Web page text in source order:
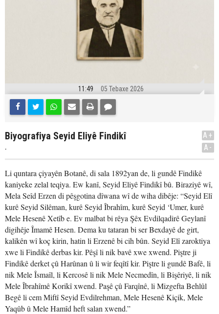
11:49 05 Tebaxe 2026
Biyografiya Seyid Eliyê Findikî
.
A+
A-
Li quntara çiyayên Botanê, di sala 1892yan de, li gundê Findikê
kaniyeke zelal teqiya. Ew kanî, Seyid Eliyê Findikî bû. Biraziyê wî,
Mela Seîd Erzen di pêşgotina dîwana wî de wiha dibêje: “Seyid Elî
kurê Seyid Silêman, kurê Seyid Îbrahîm, kurê Seyid ‘Umer, kurê
Mele Hesenê Xetîb e. Ev malbat bi rêya Şêx Evdilqadirê Geylanî
digihêje Îmamê Hesen. Dema ku tataran bi ser Bexdayê de girt,
kalikên wî koç kirin, hatin li Erzenê bi cih bûn. Seyid Elî zaroktiya
xwe li Findikê derbas kir. Pêşî li nik bavê xwe xwend. Piştre ji
Findikê derket çû Harûnan û li wir feqîtî kir. Piştre li gundê Bafê, li
nik Mele Îsmaîl, li Kercosê li nik Mele Necmedîn, li Bişêriyê, li nik
Mele Îbrahîmê Korikî xwend. Paşê çû Farqînê, li Mizgefta Behlûl
Begê li cem Miftî Seyid Evdilrehman, Mele Hesenê Kiçik, Mele
Yaqûb û Mele Hamîd heft salan xwend.”